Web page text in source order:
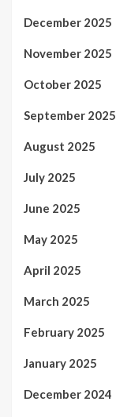
December 2025
November 2025
October 2025
September 2025
August 2025
July 2025
June 2025
May 2025
April 2025
March 2025
February 2025
January 2025
December 2024